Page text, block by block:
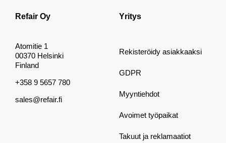
Refair Oy
Atomitie 1
00370 Helsinki
Finland
+358 9 5657 780
sales@refair.fi
Yritys
Rekisteröidy asiakkaaksi
GDPR
Myyntiehdot
Avoimet työpaikat
Takuut ja reklamaatiot